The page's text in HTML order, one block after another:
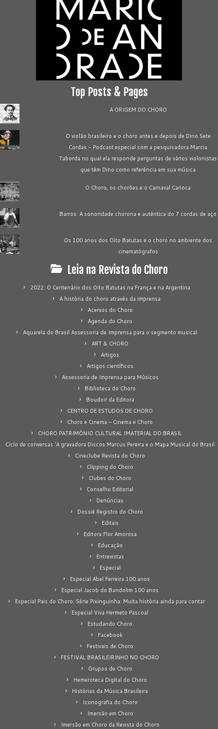
Top Posts & Pages
A ORIGEM DO CHORO
O violão brasileiro e o choro antes e depois de Dino Sete
Cordas - Podcast especial com a pesquisadora Marcia
Taborda no qual ela responde perguntas de vários violonistas
que têm Dino como referência em sua música
O Choro, os chorões e o Carnaval Carioca
Barros: A sonoridade chorona e autêntica do 7 cordas de aço
Os 100 anos dos Oito Batutas e o choro no ambiente dos
cinematógrafos
Leia na Revista do Choro
2022: O Centenário dos Oito Batutas na França e na Argentina
A história do choro através da imprensa
Acervos do Choro
Agenda do Choro
Aquarela do Brasil Assessoria de Imprensa para o segmento musical
ART & CHORO
Artigos
Artigos científicos
Assessoria de Imprensa para Músicos
Biblioteca do Choro
Boudoir da Editora
CENTRO DE ESTUDOS DE CHORO
Choro e Cinema – Cinema e Choro
CHORO PATRIMÔNIO CULTURAL IMATERIAL DO BRASIL
Ciclo de conversas 'A gravadora Discos Marcus Pereira e o Mapa Musical do Brasil
Cineclube Revista do Choro
Clipping do Choro
Clubes do Choro
Conselho Editorial
Denúncias
Dossiê Registro do Choro
Editais
Editora Flor Amorosa
Educação
Entrevistas
Especial
Especial Abel Ferreira 100 anos
Especial Jacob do Bandolim 100 anos
Especial Pais do Choro: Série Pixinguinha: Muita história ainda para contar
Especial Viva Hermeto Pascoal
Estudando Choro
Facebook
Festivais de Choro
FESTIVAL BRASILEIRINHO NO CHORO
Grupos de Choro
Hemeroteca Digital do Choro
Histórias da Música Brasileira
Iconografia do Choro
Imersão em Choro
Imersão em Choro da Revista do Choro